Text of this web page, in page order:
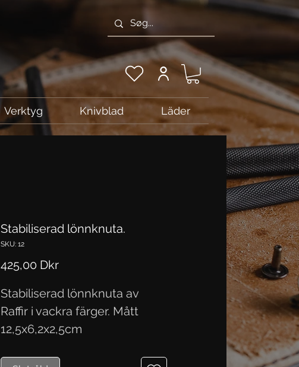
Verktyg Knivblad Läder
Stabiliserad lönnknuta.
SKU: 12
425,00 DkrPris
Stabiliserad lönnknuta av
Raffir i vackra färger. Mått
12,5x6,2x2,5cm